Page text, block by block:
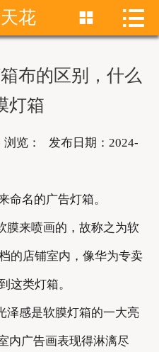
首页
联系我们
花  
布的区别，什么
灯箱
览： 发布日期：2024-
命名的广告灯箱。
膜来喷画的，故称之为软
的店铺室内，像华为专卖
这类灯箱。
泽感是软膜灯箱的一大亮
内广告画表现得淋漓尽